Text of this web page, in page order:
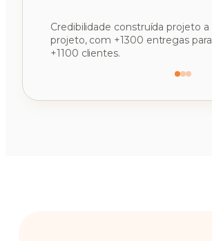
Credibilidade construída projeto a
projeto, com +1300 entregas para
+1100 clientes.